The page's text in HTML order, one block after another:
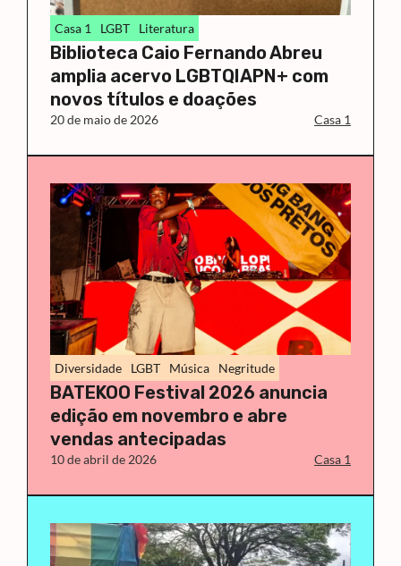
Casa 1 LGBT Literatura
Biblioteca Caio Fernando Abreu
amplia acervo LGBTQIAPN+ com
novos títulos e doações
20 de maio de 2026 Casa 1
Diversidade LGBT Música Negritude
BATEKOO Festival 2026 anuncia
edição em novembro e abre
vendas antecipadas
10 de abril de 2026 Casa 1